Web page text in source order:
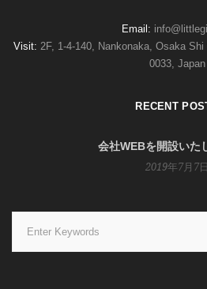
Email:
Visit: 2F, 1-4-140, Nankonaka, Osaka
0033, Japan
RECENT
会社WEBを開設いた
2019年7月7日